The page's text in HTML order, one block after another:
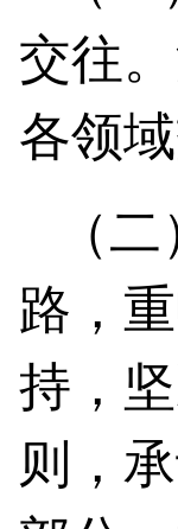
交往
各领
（
路，
持，
则，